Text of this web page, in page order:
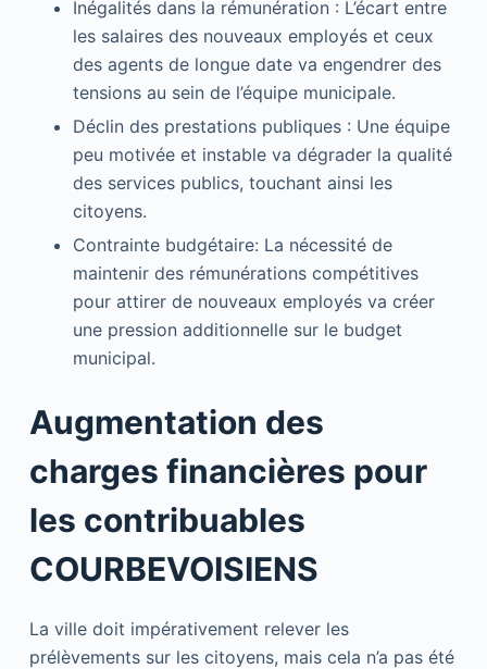
Inégalités dans la rémunération : L’écart entre
les salaires des nouveaux employés et ceux
des agents de longue date va engendrer des
tensions au sein de l’équipe municipale.
Déclin des prestations publiques : Une équipe
peu motivée et instable va dégrader la qualité
des services publics, touchant ainsi les
citoyens.
Contrainte budgétaire: La nécessité de
maintenir des rémunérations compétitives
pour attirer de nouveaux employés va créer
une pression additionnelle sur le budget
municipal.
Augmentation des
charges financières pour
les contribuables
COURBEVOISIENS
La ville doit impérativement relever les
prélèvements sur les citoyens, mais cela n’a pas été